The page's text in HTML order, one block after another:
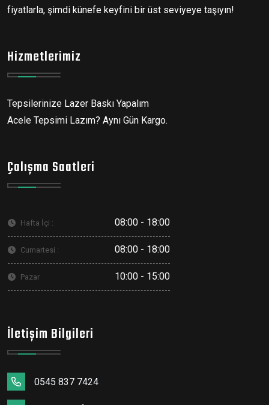
fiyatlarla, şimdi künefe keyfini bir üst seviyeye taşıyın!
Hizmetlerimiz
Tepsilerinize Lazer Baskı Yapalım
Acele Tepsimi Lazım? Aynı Gün Kargo.
Çalışma Saatleri
Hafta İçi : 08:00 - 18:00
Cumartesi : 08:00 - 18:00
Pazar 10:00 - 15:00
İletişim Bilgileri
0545 837 7424